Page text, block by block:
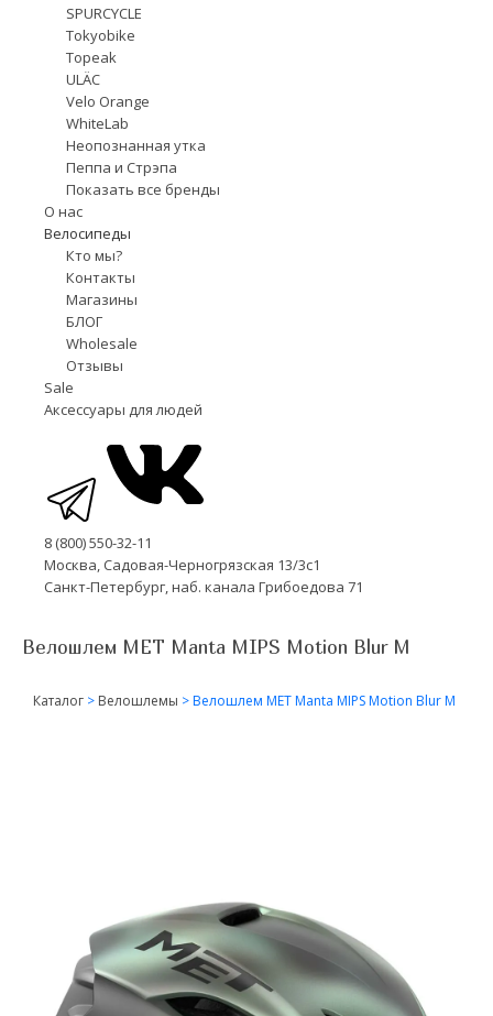
SPURCYCLE
Tokyobike
Topeak
ULÄC
Velo Orange
WhiteLab
Неопознанная утка
Пеппа и Стрэпа
Показать все бренды
О нас
Велосипеды
Кто мы?
Контакты
Магазины
БЛОГ
Wholesale
Отзывы
Sale
Аксессуары для людей
8 (800) 550-32-11
Москва, Садовая-Черногрязская 13/3с1
Санкт-Петербург, наб. канала Грибоедова 71
Велошлем MET Manta MIPS Motion Blur M
Каталог > Велошлемы >Велошлем MET Manta MIPS Motion Blur M